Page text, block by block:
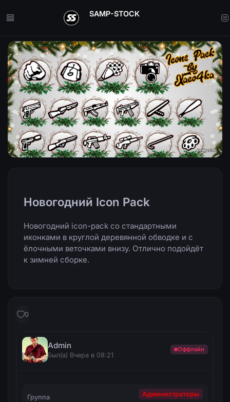
SAMP-STOCK
Новогодний Icon Pack
Новогодний icon-pack со стандартными
иконками в круглой деревянной обводке и с
ёлочными веточками внизу. Отлично подойдёт
к зимней сборке.
0
Admin
Был(а) Вчера в 08:21
Оффлайн
Группа Администраторы